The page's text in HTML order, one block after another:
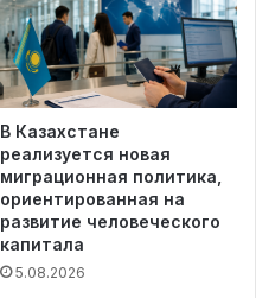
В Казахстане
реализуется новая
миграционная политика,
ориентированная на
развитие человеческого
капитала
5.08.2026